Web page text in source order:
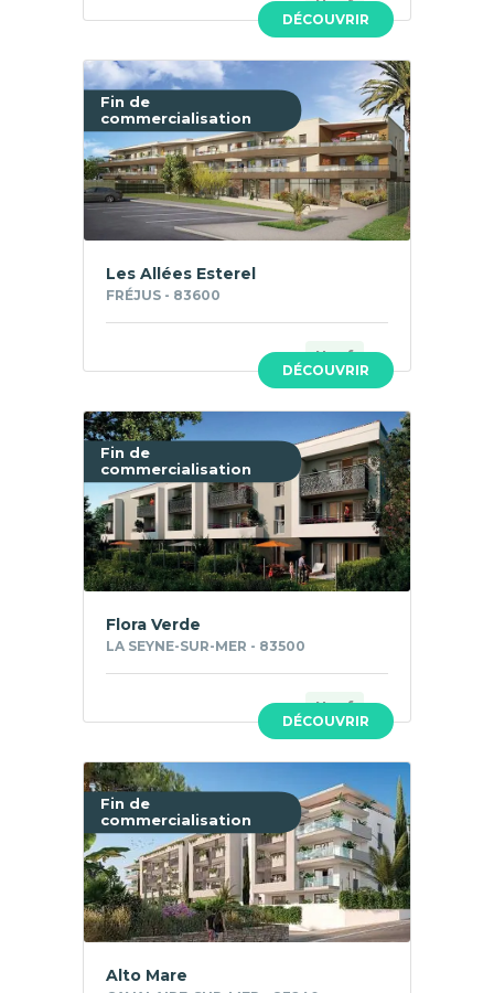
DÉCOUVRIR
Neuf
Fin de
commercialisation
DÉCOUVRIR
Les Allées Esterel
FRÉJUS - 83600
Neuf
Fin de
commercialisation
DÉCOUVRIR
Flora Verde
LA SEYNE-SUR-MER - 83500
Neuf
Fin de
commercialisation
Alto Mare